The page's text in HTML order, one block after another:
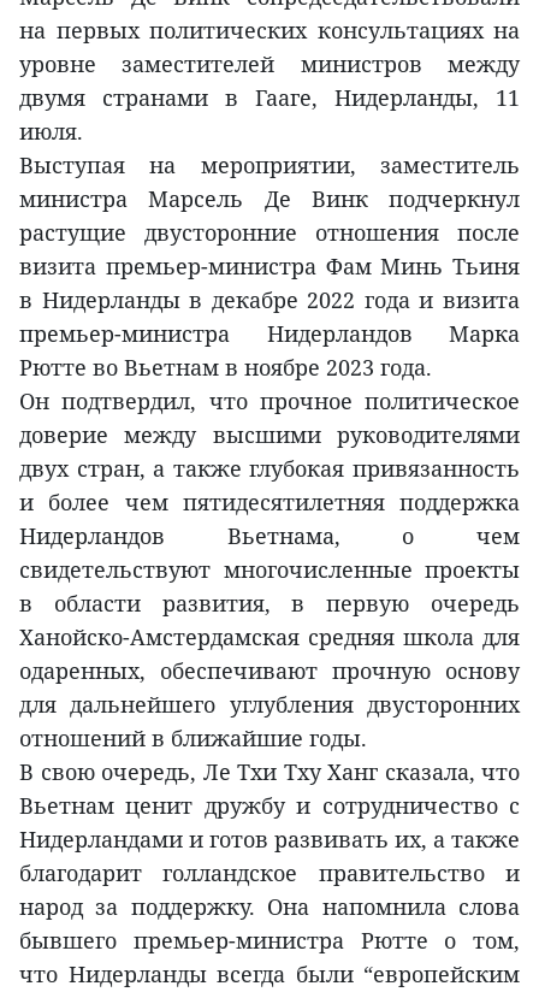
на первых политических консультациях на
уровне заместителей министров между
двумя странами в Гааге, Нидерланды, 11
июля.
Выступая на мероприятии, заместитель
министра Марсель Де Винк подчеркнул
растущие двусторонние отношения после
визита премьер-министра Фам Минь Тьиня
в Нидерланды в декабре 2022 года и визита
премьер-министра Нидерландов Марка
Рютте во Вьетнам в ноябре 2023 года.
Он подтвердил, что прочное политическое
доверие между высшими руководителями
двух стран, а также глубокая привязанность
и более чем пятидесятилетняя поддержка
Нидерландов Вьетнама, о чем
свидетельствуют многочисленные проекты
в области развития, в первую очередь
Ханойско-Амстердамская средняя школа для
одаренных, обеспечивают прочную основу
для дальнейшего углубления двусторонних
отношений в ближайшие годы.
В свою очередь, Ле Тхи Тху Ханг сказала, что
Вьетнам ценит дружбу и сотрудничество с
Нидерландами и готов развивать их, а также
благодарит голландское правительство и
народ за поддержку. Она напомнила слова
бывшего премьер-министра Рютте о том,
что Нидерланды всегда были “европейским